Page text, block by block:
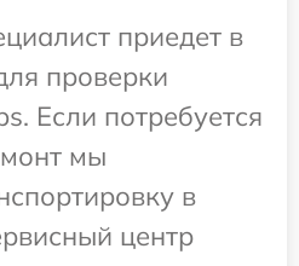
приедет в
проверки
Если потребуется
мы
в
центр